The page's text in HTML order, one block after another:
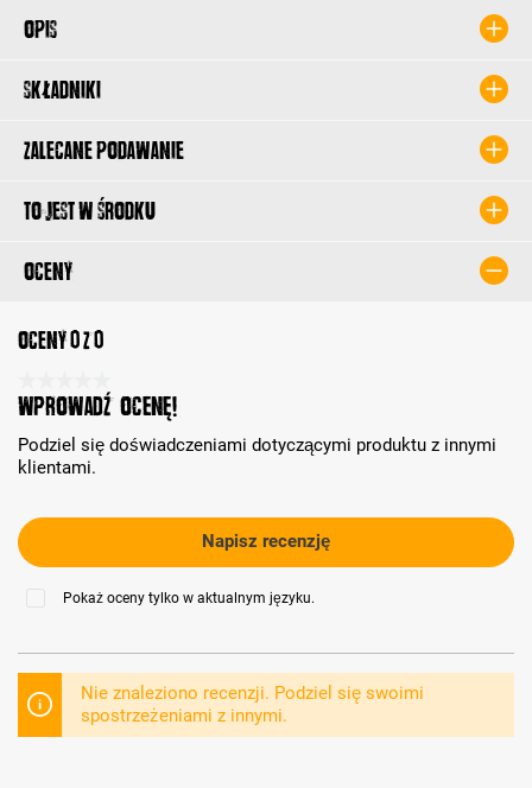
Opis
Składniki
Zalecane podawanie
To jest w środku
Oceny
Oceny 0 z 0
Średnia ocena 0 z 5 gwiazdek
Wprowadź ocenę!
Podziel się doświadczeniami dotyczącymi produktu z innymi
klientami.
Napisz recenzję
Pokaż oceny tylko w aktualnym języku.
Nie znaleziono recenzji. Podziel się swoimi
spostrzeżeniami z innymi.